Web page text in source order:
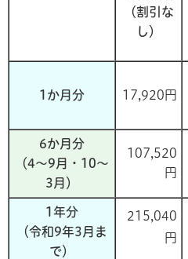
（割引な
し）
1か月分 17,920円
6か月分
（4～9月・10～
3月）
107,520
円
1年分
（令和9年3月ま
で）
215,040
円